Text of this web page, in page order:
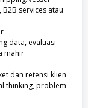
services atau
data, evaluasi
mahir
dan retensi klien
thinking, problem-